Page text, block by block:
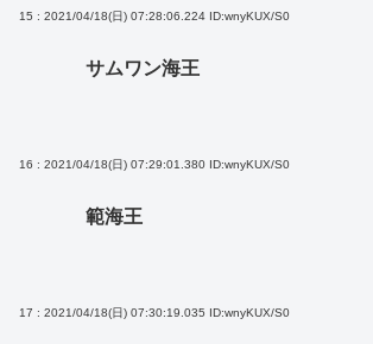
15 : 2021/04/18(日) 07:28:06.224 ID:wnyKUX/S0
サムワン海王
16 : 2021/04/18(日) 07:29:01.380 ID:wnyKUX/S0
範海王
17 : 2021/04/18(日) 07:30:19.035 ID:wnyKUX/S0